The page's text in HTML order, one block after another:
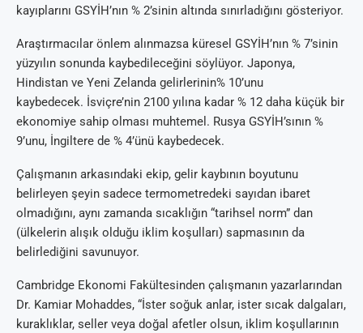
kayıplarını GSYİH’nın % 2’sinin altında sınırladığını gösteriyor.
Araştırmacılar önlem alınmazsa küresel GSYİH’nın % 7’sinin
yüzyılın sonunda kaybedileceğini söylüyor. Japonya,
Hindistan ve Yeni Zelanda gelirlerinin% 10’unu
kaybedecek. İsviçre’nin 2100 yılına kadar % 12 daha küçük bir
ekonomiye sahip olması muhtemel. Rusya GSYİH’sının %
9’unu, İngiltere de % 4’ünü kaybedecek.
Çalışmanın arkasındaki ekip, gelir kaybının boyutunu
belirleyen şeyin sadece termometredeki sayıdan ibaret
olmadığını, aynı zamanda sıcaklığın “tarihsel norm” dan
(ülkelerin alışık olduğu iklim koşulları) sapmasının da
belirlediğini savunuyor.
Cambridge Ekonomi Fakültesinden çalışmanın yazarlarından
Dr. Kamiar Mohaddes, “İster soğuk anlar, ister sıcak dalgaları,
kuraklıklar, seller veya doğal afetler olsun, iklim koşullarının